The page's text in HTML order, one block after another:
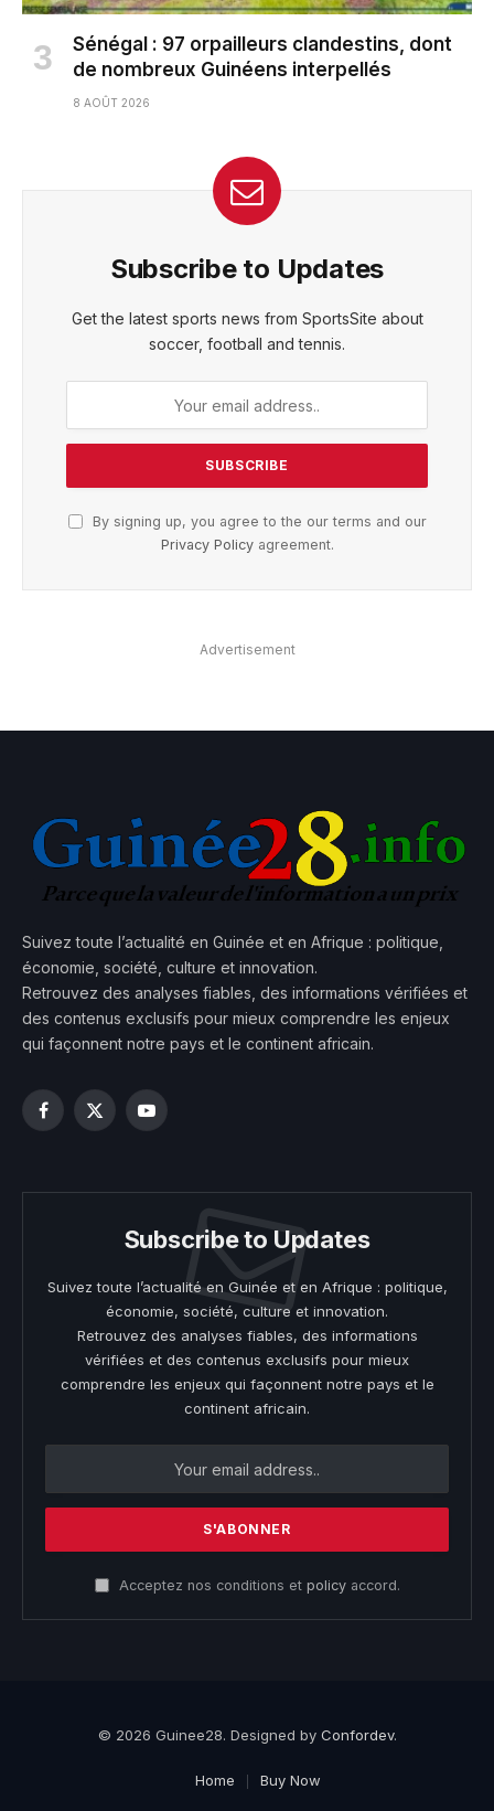
Sénégal : 97 orpailleurs clandestins, dont
de nombreux Guinéens interpellés
8 AOÛT 2026
Subscribe to Updates
Get the latest sports news from SportsSite about
soccer, football and tennis.
By signing up, you agree to the our terms and our
Privacy Policyagreement.
Advertisement
Suivez toute l’actualité en Guinée et en Afrique : politique,
économie, société, culture et innovation.
Retrouvez des analyses fiables, des informations vérifiées et
des contenus exclusifs pour mieux comprendre les enjeux
qui façonnent notre pays et le continent africain.
Facebook
X
YouTube
Subscribe to Updates
Suivez toute l’actualité en Guinée et en Afrique : politique,
économie, société, culture et innovation.
Retrouvez des analyses fiables, des informations
vérifiées et des contenus exclusifs pour mieux
comprendre les enjeux qui façonnent notre pays et le
continent africain.
Acceptez nos conditions et policyaccord.
© 2026 Guinee28. Designed by Confordev.
Home Buy Now